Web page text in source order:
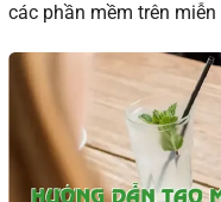
các phần mềm trên miễn